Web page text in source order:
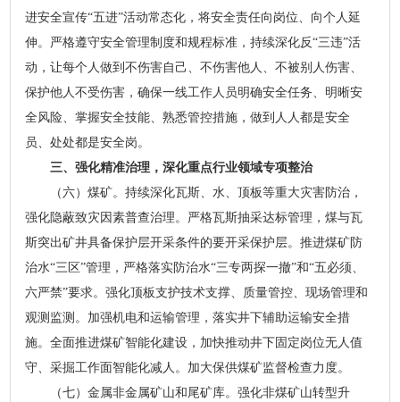
进安全宣传“五进”活动常态化，将安全责任向岗位、向个人延
伸。 严格遵守安全管理制度和规程标准，持续深化反“三违”活
动，让每个人做到不伤害自己、不伤害他人、不被别人伤害、
保护他人不受伤害，确保一线工作人员明确安全任务、明晰安
全风险、掌握安全技能、熟悉管控措施，做到人人都是安全
员、处处都是安全岗。
三、强化精准治理，深化重点行业领域专项整治
（六）煤矿。持续深化瓦斯、水、顶板等重大灾害防治，
强化隐蔽致灾因素普查治理。严格瓦斯抽采达标管理，煤与瓦
斯突出矿井具备保护层开采条件的要开采保护层。推进煤矿防
治水“三区”管理，严格落实防治水“三专两探一撤”和“五必须、
六严禁”要求。强化顶板支护技术支撑、质量管控、现场管理和
观测监测。加强机电和运输管理，落实井下辅助运输安全措
施。全面推进煤矿智能化建设，加快推动井下固定岗位无人值
守、采掘工作面智能化减人。加大保供煤矿监督检查力度。
（七）金属非金属矿山和尾矿库。强化非煤矿山转型升